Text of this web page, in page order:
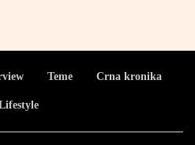
Teme Crna kronika